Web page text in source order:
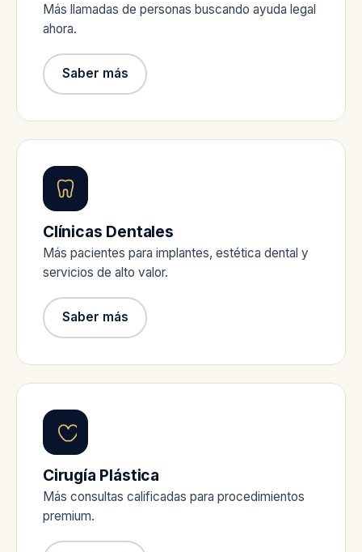
Más llamadas de personas buscando ayuda legal
ahora.
Saber más
Clínicas Dentales
Más pacientes para implantes, estética dental y
servicios de alto valor.
Saber más
Cirugía Plástica
Más consultas calificadas para procedimientos
premium.